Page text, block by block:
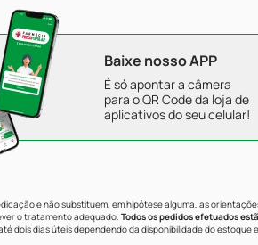
Baixe nosso APP
É só apontar a câmera
para o QR Code da loja de
aplicativos do seu celular!
e não substituem, em hipótese alguma, as
o tratamento adequado. Todos os pedidos efetuados
dois dias úteis dependendo da disponibilidade do estoque